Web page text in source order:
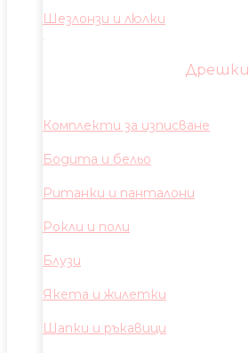
Шезлонзи и люлки
Дрешки
Комплекти за изписване
Бодита и бельо
Ританки и панталони
Рокли и поли
Блузи
Якета и жилетки
Шапки и ръкавици